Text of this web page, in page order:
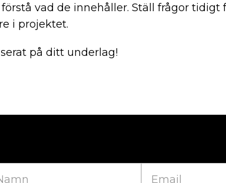
vad de innehåller. Ställ frågor tidigt
i projektet.
på ditt underlag!